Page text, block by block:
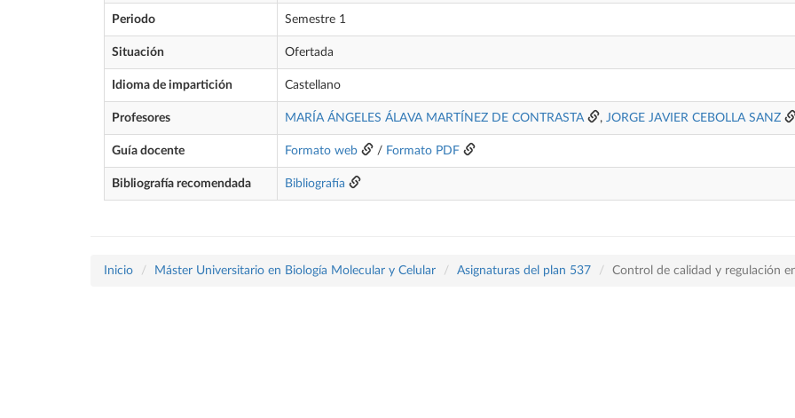
Periodo Semestre 1
Situación Ofertada
Idioma de impartición Castellano
Profesores MARÍA ÁNGELES ÁLAVA MARTÍNEZ DE CONTRASTA , JORGE JAVIER CEBOLLA SANZ
Guía docente Formato web / Formato PDF
Bibliografía recomendada Bibliografía
Inicio Máster Universitario en Biología Molecular y Celular Asignaturas del plan 537 Control de calidad y regulación